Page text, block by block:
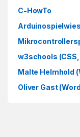
C-HowTo
w3schools
Malte Helmhold
Oliver Gast